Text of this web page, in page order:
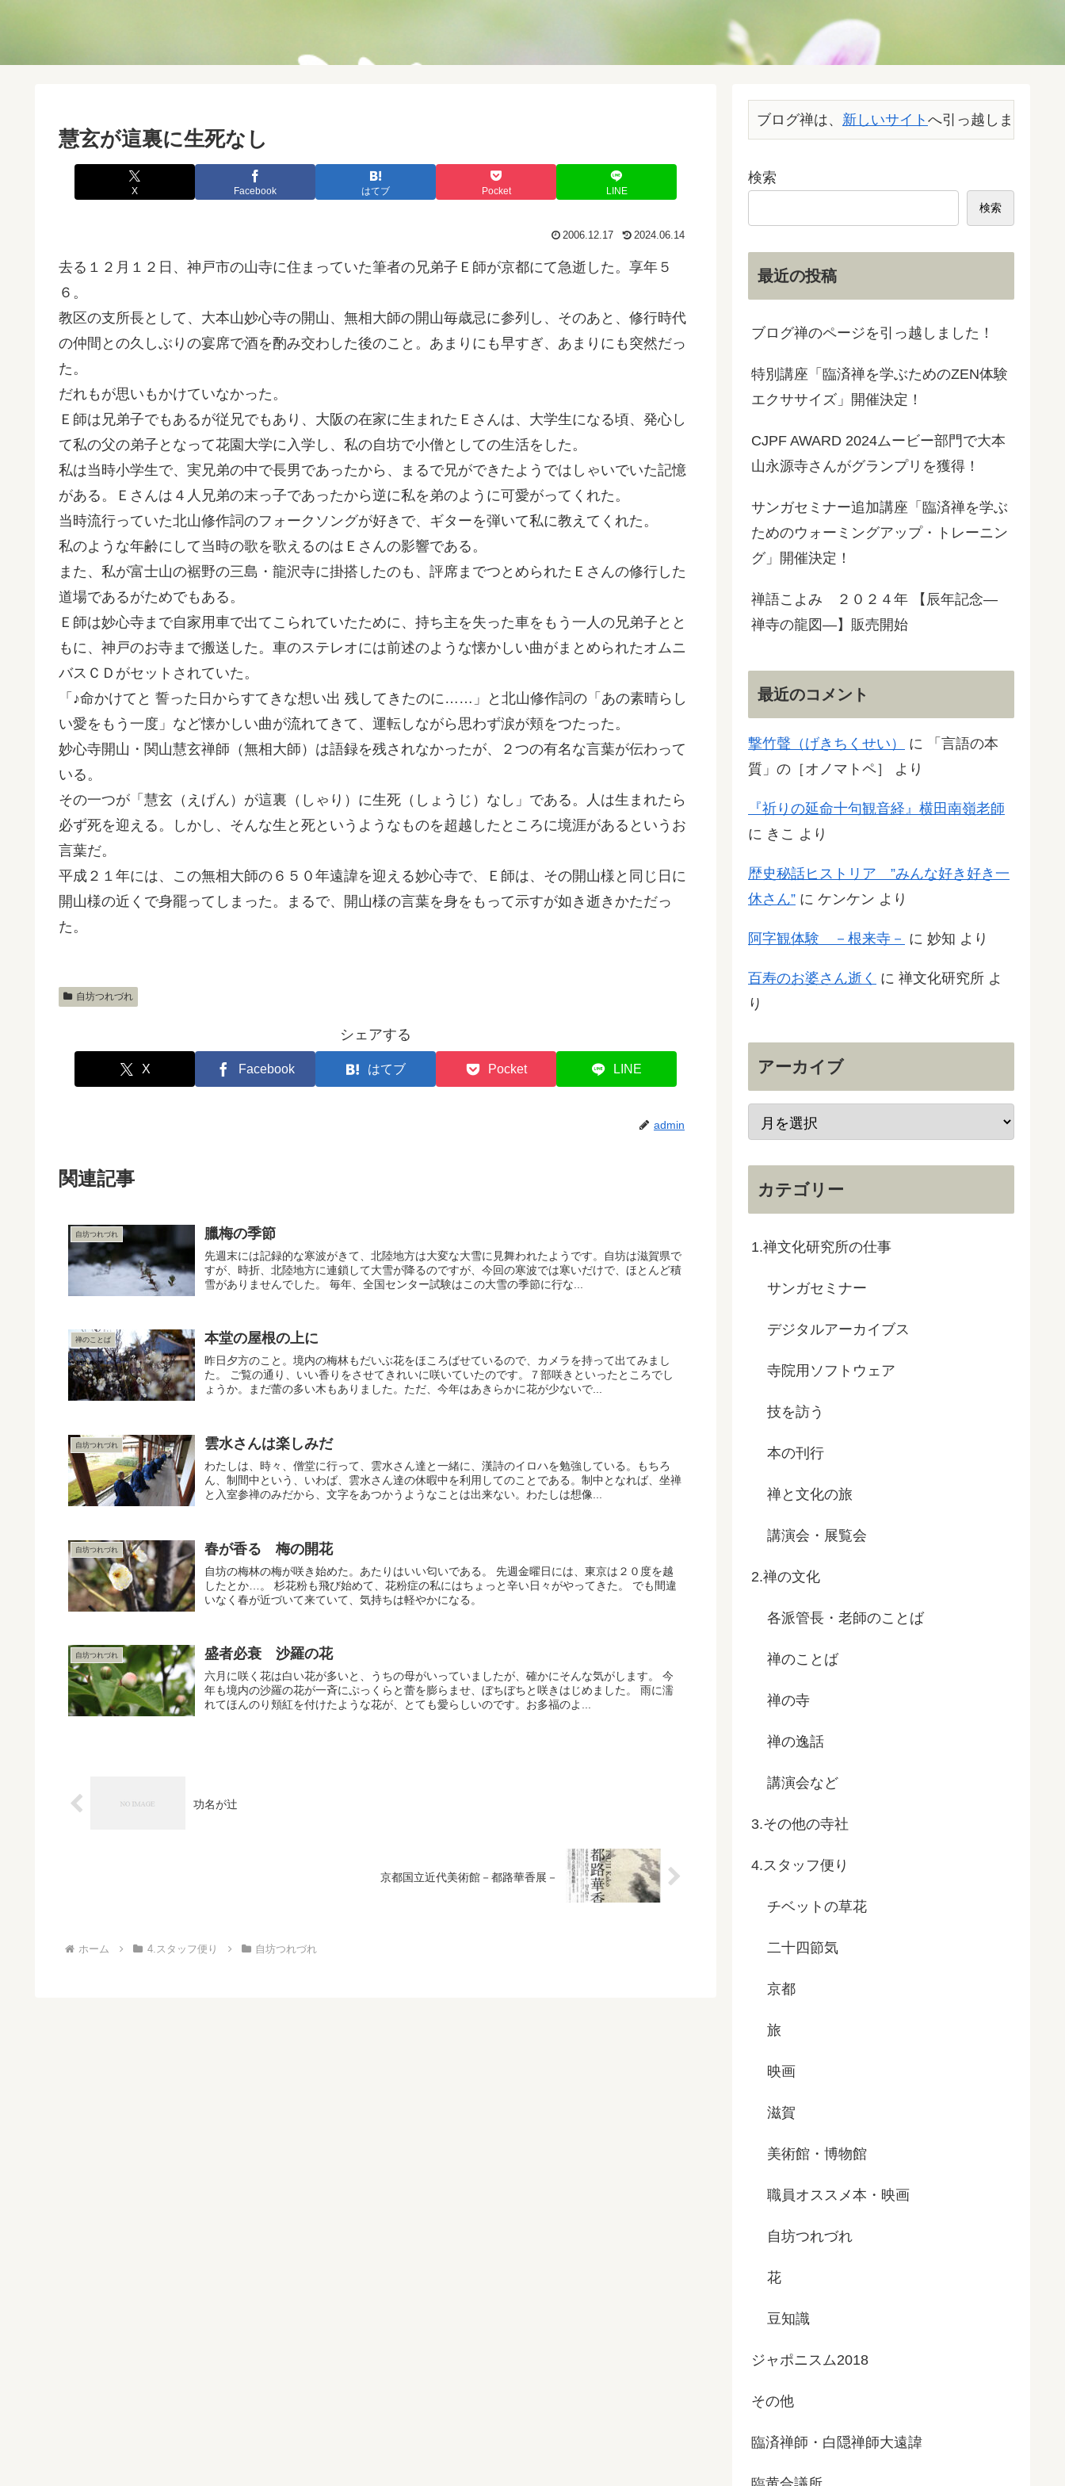
慧玄が這裏に生死なし
X Facebook はてブ Pocket LINE
2006.12.17 2024.06.14
去る１２月１２日、神戸市の山寺に住まっていた筆者の兄弟子Ｅ師が京都にて急逝した。享年５
６。
教区の支所長として、大本山妙心寺の開山、無相大師の開山毎歳忌に参列し、そのあと、修行時代
の仲間との久しぶりの宴席で酒を酌み交わした後のこと。あまりにも早すぎ、あまりにも突然だっ
た。
だれもが思いもかけていなかった。
Ｅ師は兄弟子でもあるが従兄でもあり、大阪の在家に生まれたＥさんは、大学生になる頃、発心し
て私の父の弟子となって花園大学に入学し、私の自坊で小僧としての生活をした。
私は当時小学生で、実兄弟の中で長男であったから、まるで兄ができたようではしゃいでいた記憶
がある。Ｅさんは４人兄弟の末っ子であったから逆に私を弟のように可愛がってくれた。
当時流行っていた北山修作詞のフォークソングが好きで、ギターを弾いて私に教えてくれた。
私のような年齢にして当時の歌を歌えるのはＥさんの影響である。
また、私が富士山の裾野の三島・龍沢寺に掛搭したのも、評席までつとめられたＥさんの修行した
道場であるがためでもある。
Ｅ師は妙心寺まで自家用車で出てこられていたために、持ち主を失った車をもう一人の兄弟子とと
もに、神戸のお寺まで搬送した。車のステレオには前述のような懐かしい曲がまとめられたオムニ
バスＣＤがセットされていた。
「♪命かけてと 誓った日からすてきな想い出 残してきたのに……」と北山修作詞の「あの素晴らし
い愛をもう一度」など懐かしい曲が流れてきて、運転しながら思わず涙が頬をつたった。
妙心寺開山・関山慧玄禅師（無相大師）は語録を残されなかったが、２つの有名な言葉が伝わって
いる。
その一つが「慧玄（えげん）が這裏（しゃり）に生死（しょうじ）なし」である。人は生まれたら
必ず死を迎える。しかし、そんな生と死というようなものを超越したところに境涯があるというお
言葉だ。
平成２１年には、この無相大師の６５０年遠諱を迎える妙心寺で、Ｅ師は、その開山様と同じ日に
開山様の近くで身罷ってしまった。まるで、開山様の言葉を身をもって示すが如き逝きかただっ
た。
自坊つれづれ
シェアする
X Facebook はてブ Pocket LINE
admin
関連記事
自坊つれづれ 臘梅の季節
先週末には記録的な寒波がきて、北陸地方は大変な大雪に見舞われたようです。自坊は滋賀県で
すが、時折、北陸地方に連鎖して大雪が降るのですが、今回の寒波では寒いだけで、ほとんど積
雪がありませんでした。 毎年、全国センター試験はこの大雪の季節に行な...
禅のことば 本堂の屋根の上に
昨日夕方のこと。境内の梅林もだいぶ花をほころばせているので、カメラを持って出てみまし
た。 ご覧の通り、いい香りをさせてきれいに咲いていたのです。７部咲きといったところでし
ょうか。まだ蕾の多い木もありました。ただ、今年はあきらかに花が少ないで...
自坊つれづれ 雲水さんは楽しみだ
わたしは、時々、僧堂に行って、雲水さん達と一緒に、漢詩のイロハを勉強している。もちろ
ん、制間中という、いわば、雲水さん達の休暇中を利用してのことである。制中となれば、坐禅
と入室参禅のみだから、文字をあつかうようなことは出来ない。わたしは想像...
自坊つれづれ 春が香る 梅の開花
自坊の梅林の梅が咲き始めた。あたりはいい匂いである。 先週金曜日には、東京は２０度を越
したとか…。 杉花粉も飛び始めて、花粉症の私にはちょっと辛い日々がやってきた。 でも間違
いなく春が近づいて来ていて、気持ちは軽やかになる。
自坊つれづれ 盛者必衰 沙羅の花
六月に咲く花は白い花が多いと、うちの母がいっていましたが、確かにそんな気がします。 今
年も境内の沙羅の花が一斉にぷっくらと蕾を膨らませ、ぼちぼちと咲きはじめました。 雨に濡
れてほんのり頬紅を付けたような花が、とても愛らしいのです。お多福のよ...
功名が辻
京都国立近代美術館－都路華香展－
ホーム 4.スタッフ便り 自坊つれづれ
ブログ禅は、 新しいサイトへ引っ越しました。
検索
検索
最近の投稿
ブログ禅のページを引っ越しました！
特別講座「臨済禅を学ぶためのZEN体験
エクササイズ」開催決定！
CJPF AWARD 2024ムービー部門で大本
山永源寺さんがグランプリを獲得！
サンガセミナー追加講座「臨済禅を学ぶ
ためのウォーミングアップ・トレーニン
グ」開催決定！
禅語こよみ ２０２４年 【辰年記念―
禅寺の龍図―】販売開始
最近のコメント
撃竹聲（げきちくせい） に
「言語の本
質」の［オノマトペ］
より
『祈りの延命十句観音経』横田南嶺老師
に きこ より
歴史秘話ヒストリア ”みんな好き好き一
休さん” に ケンケン より
阿字観体験 －根来寺－ に 妙知 より
百寿のお婆さん逝く に 禅文化研究所 よ
り
アーカイブ
カテゴリー
1.禅文化研究所の仕事
サンガセミナー
デジタルアーカイブス
寺院用ソフトウェア
技を訪う
本の刊行
禅と文化の旅
講演会・展覧会
2.禅の文化
各派管長・老師のことば
禅のことば
禅の寺
禅の逸話
講演会など
3.その他の寺社
4.スタッフ便り
チベットの草花
二十四節気
京都
旅
映画
滋賀
美術館・博物館
職員オススメ本・映画
自坊つれづれ
花
豆知識
ジャポニスム2018
その他
臨済禅師・白隠禅師大遠諱